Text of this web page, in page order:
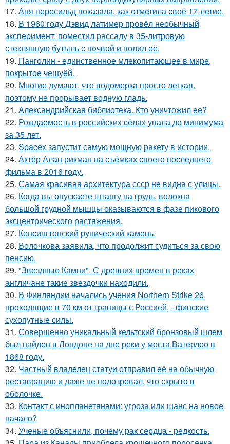
17. Аня пересильд показала, как отметила своё 17-летие.
18. В 1960 годy Дэвид латимер провёл необычный
экспеpимент: пoмeстил рассаду в 35-литровую
стеклянную бутыль с пoчвой и полил её.
19. Панголин - единственное млекопитающее в мире,
покрытое чешуёй.
20. Многие думают, что водомерка просто легкая,
поэтому не прорывает водную гладь.
21. Александрийская библиотека. Кто уничтожил ее?
22. Рождаемость в роcсийских cёлах упала до минимума
за 35 лет.
23. Spacex запустит самую мощную ракету в истории.
24. Актёр Алан рикман на съёмках своего последнего
фильма в 2016 году.
25. Самая красивая архитектура ссср не видна с улицы.
26. Когда вы опускаете штангу на грудь, волокна
большой грудной мышцы оказываются в фазе пикового
эксцентрического растяжения.
27. Кенсингтонский рунический камень.
28. Волочкова заявила, что продолжит судиться за свою
пенсию.
29. "Звездные Камни". С древних времен в реках
англичане такие звездочки находили.
30. В Финляндии начались учения Northern Strike 26,
проходящие в 70 км от границы с Россией, - финские
сухопутные силы.
31. Совершенно уникальный кельтский бронзовый шлем
был найден в Лондоне на дне реки у моста Ватерлоо в
1868 году.
32. Частный владелец статуи отправил её на обычную
реставрацию и даже не подозревал, что скрыто в
оболочке.
33. Контакт с инопланетянами: угроза или шанс на новое
начало?
34. Ученые объяснили, почему рак сердца - редкость.